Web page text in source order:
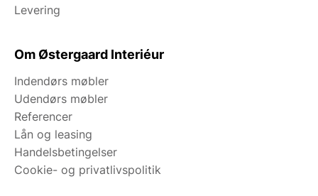
Levering
Om Østergaard Interiéur
Indendørs møbler
Udendørs møbler
Referencer
Lån og leasing
Handelsbetingelser
Cookie- og privatlivspolitik